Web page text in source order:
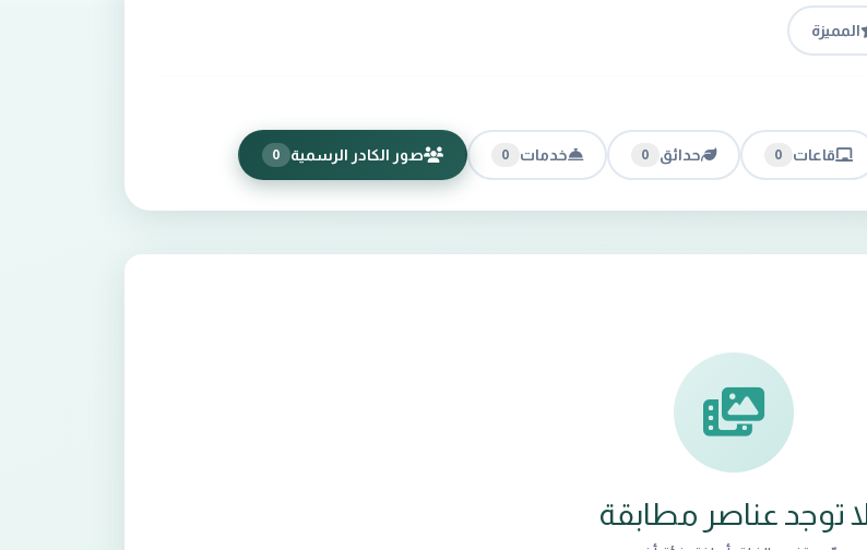
المميزة
قاعات 0 حدائق 0 خدمات 0 صور الكادر الرسمية 0
توجد عناصر مطابقة